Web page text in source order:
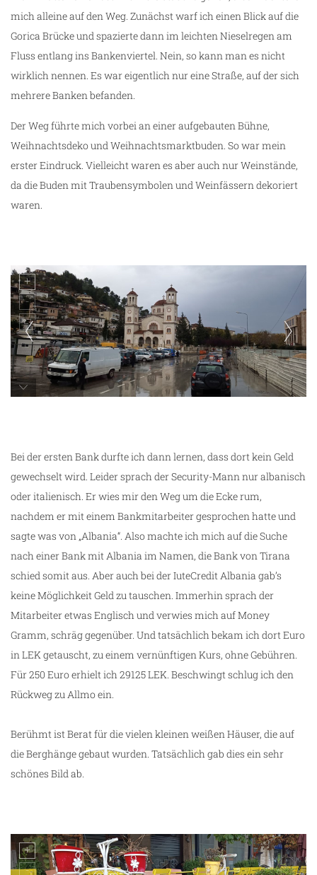
mich alleine auf den Weg. Zunächst warf ich einen Blick auf die
Gorica Brücke und spazierte dann im leichten Nieselregen am
Fluss entlang ins Bankenviertel. Nein, so kann man es nicht
wirklich nennen. Es war eigentlich nur eine Straße, auf der sich
mehrere Banken befanden.
Der Weg führte mich vorbei an einer aufgebauten Bühne,
Weihnachtsdeko und Weihnachtsmarktbuden. So war mein
erster Eindruck. Vielleicht waren es aber auch nur Weinstände,
da die Buden mit Traubensymbolen und Weinfässern dekoriert
waren.
Bei der ersten Bank durfte ich dann lernen, dass dort kein Geld
gewechselt wird. Leider sprach der Security-Mann nur albanisch
oder italienisch. Er wies mir den Weg um die Ecke rum,
nachdem er mit einem Bankmitarbeiter gesprochen hatte und
sagte was von „Albania“. Also machte ich mich auf die Suche
nach einer Bank mit Albania im Namen, die Bank von Tirana
schied somit aus. Aber auch bei der IuteCredit Albania gab’s
keine Möglichkeit Geld zu tauschen. Immerhin sprach der
Mitarbeiter etwas Englisch und verwies mich auf Money
Gramm, schräg gegenüber. Und tatsächlich bekam ich dort Euro
in LEK getauscht, zu einem vernünftigen Kurs, ohne Gebühren.
Für 250 Euro erhielt ich 29125 LEK. Beschwingt schlug ich den
Rückweg zu Allmo ein.
Berühmt ist Berat für die vielen kleinen weißen Häuser, die auf
die Berghänge gebaut wurden. Tatsächlich gab dies ein sehr
schönes Bild ab.